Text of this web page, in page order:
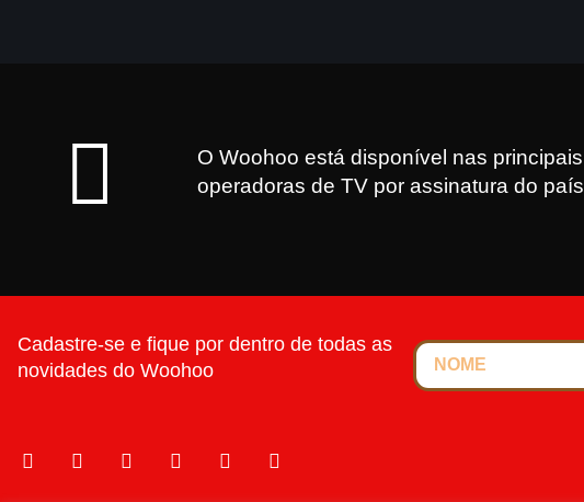
O Woohoo está disponível nas principais
operadoras de TV por assinatura do país
Cadastre-se e fique por dentro de todas as
novidades do Woohoo